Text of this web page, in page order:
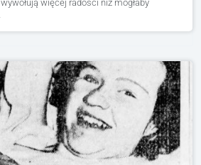
więcej radości niż mogłaby